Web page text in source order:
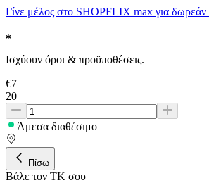
Γίνε μέλος στο SHOPFLIX max για δωρεάν
Ισχύουν όροι & προϋποθέσεις.
€7
20
Άμεσα διαθέσιμο
Πίσω
Βάλε τον ΤΚ σου